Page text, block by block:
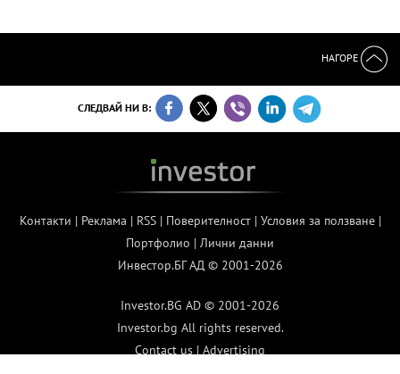
НАГОРЕ
СЛЕДВАЙ НИ В:
Контакти | Реклама | RSS| Поверителност| Условия за ползване|
Портфолио | Лични данни
Инвестор.БГ АД © 2001-2026
Investor.BG AD © 2001-2026
Investor.bg All rights reserved.
Contact us | Advertising